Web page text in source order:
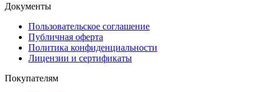
Документы
Пользовательское соглашение
Публичная оферта
Политика конфиденциальности
Лицензии и сертификаты
Покупателям